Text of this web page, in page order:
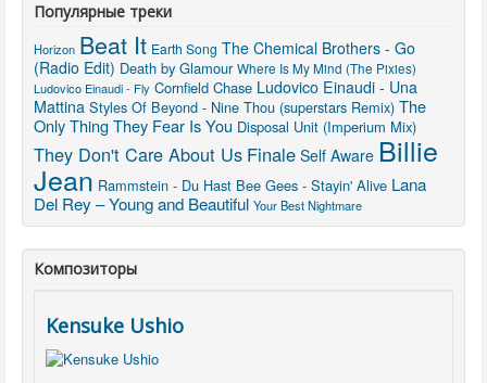
Популярные треки
Horizon Beat It Earth Song The Chemical Brothers - Go
(Radio Edit) Death by Glamour Where Is My Mind (The Pixies)
Ludovico Einaudi - Fly Cornfield Chase Ludovico Einaudi - Una
Mattina Styles Of Beyond - Nine Thou (superstars Remix) The
Only Thing They Fear Is You Disposal Unit (Imperium Mix)
They Don't Care About Us Finale Self Aware Billie
Jean Rammstein - Du Hast Bee Gees - Stayin' Alive Lana
Del Rey – Young and Beautiful Your Best Nightmare
Композиторы
Kensuke Ushio